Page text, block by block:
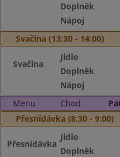
Doplněk
Nápoj
Svačina (13:30 - 14:00)
Svačina
Jídlo
Doplněk
Nápoj
Menu
Chod
Přesnídávka (8:30 - 9:00)
Přesnídávka
Jídlo
Doplněk